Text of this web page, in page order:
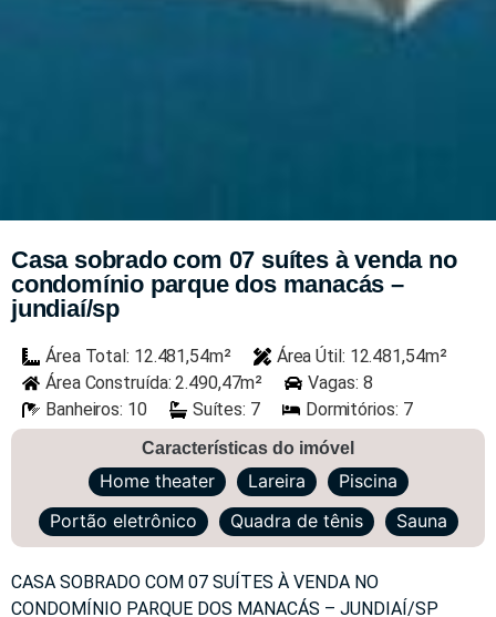
Casa sobrado com 07 suítes à venda no
condomínio parque dos manacás –
jundiaí/sp
Área Total: 12.481,54m²
Área Útil: 12.481,54m²
Área Construída: 2.490,47m²
Vagas: 8
Banheiros: 10
Suítes: 7 Dormitórios: 7
Características do imóvel
Home theater Lareira
Piscina
Portão eletrônico
Quadra de tênis Sauna
CASA SOBRADO COM 07 SUÍTES À VENDA NO
CONDOMÍNIO PARQUE DOS MANACÁS – JUNDIAÍ/SP